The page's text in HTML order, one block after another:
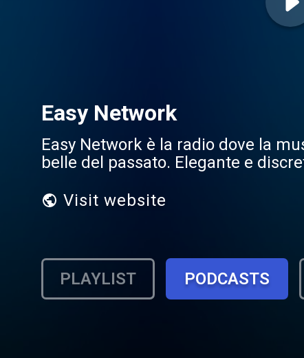
Easy Network
Easy Network è la radio dove la
belle del passato. Elegante e
Visit website
PLAYLIST PODCASTS